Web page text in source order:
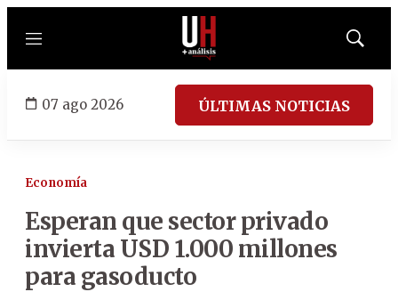
Menú
Mostrar
07 ago 2026 ÚLTIMAS NOTICIAS
Economía
Esperan que sector privado
invierta USD 1.000 millones
para gasoducto